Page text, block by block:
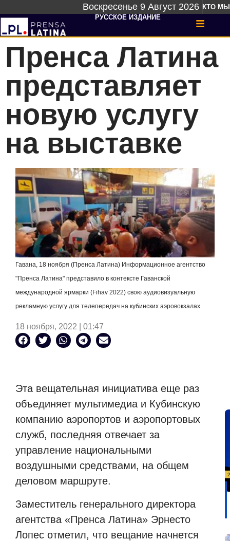
Воскресенье 9 Август 2026 КТО МЫ
РУССКОЕ ИЗДАНИЕ
Пренса Латина
представляет
новую услугу
на выставке
Гавана, 18 ноября (Пренса Латина) Информационное агентство
"Пренса Латина" представило в контексте Гаванской
международной ярмарки (Fihav 2022) свою аудиовизуальную
рекламную услугу для телепередач на кубинских аэровокзалах.
18 ноября, 2022 | 01:47
Эта вещательная инициатива еще раз
объединяет мультимедиа и Кубинскую
компанию аэропортов и аэропортовых
служб, последняя отвечает за
управление национальными
воздушными средствами, на общем
деловом маршруте.
Заместитель генерального директора
агентства «Пренса Латина» Эрнесто
Лопес отметил, что вещание начнется